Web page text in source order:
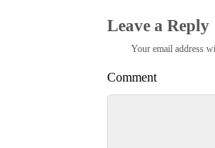
Leave a Reply
Your email address
Comment